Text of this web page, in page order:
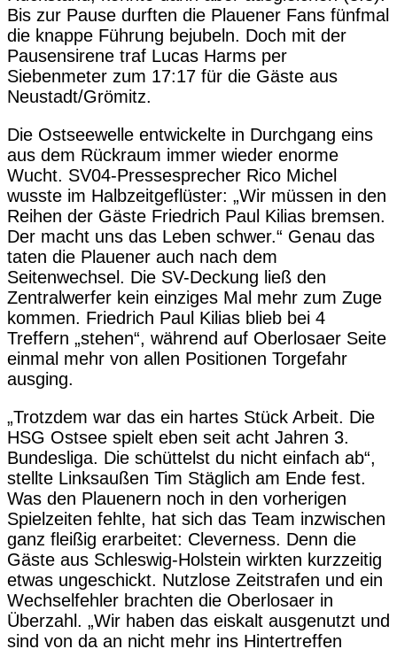
Bis zur Pause durften die Plauener Fans fünfmal
die knappe Führung bejubeln. Doch mit der
Pausensirene traf Lucas Harms per
Siebenmeter zum 17:17 für die Gäste aus
Neustadt/Grömitz.
Die Ostseewelle entwickelte in Durchgang eins
aus dem Rückraum immer wieder enorme
Wucht. SV04-Pressesprecher Rico Michel
wusste im Halbzeitgeflüster: „Wir müssen in den
Reihen der Gäste Friedrich Paul Kilias bremsen.
Der macht uns das Leben schwer.“ Genau das
taten die Plauener auch nach dem
Seitenwechsel. Die SV-Deckung ließ den
Zentralwerfer kein einziges Mal mehr zum Zuge
kommen. Friedrich Paul Kilias blieb bei 4
Treffern „stehen“, während auf Oberlosaer Seite
einmal mehr von allen Positionen Torgefahr
ausging.
„Trotzdem war das ein hartes Stück Arbeit. Die
HSG Ostsee spielt eben seit acht Jahren 3.
Bundesliga. Die schüttelst du nicht einfach ab“,
stellte Linksaußen Tim Stäglich am Ende fest.
Was den Plauenern noch in den vorherigen
Spielzeiten fehlte, hat sich das Team inzwischen
ganz fleißig erarbeitet: Cleverness. Denn die
Gäste aus Schleswig-Holstein wirkten kurzzeitig
etwas ungeschickt. Nutzlose Zeitstrafen und ein
Wechselfehler brachten die Oberlosaer in
Überzahl. „Wir haben das eiskalt ausgenutzt und
sind von da an nicht mehr ins Hintertreffen